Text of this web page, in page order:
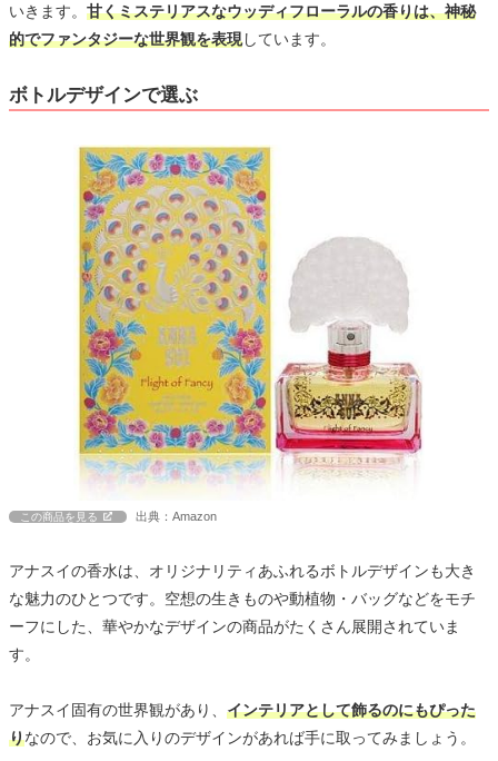
いきます。 甘くミステリアスなウッディフローラルの香りは、神秘
的でファンタジーな世界観を表現しています。
ボトルデザインで選ぶ
この商品を見る 出典：Amazon
アナスイの香水は、オリジナリティあふれるボトルデザインも大き
な魅力のひとつです。空想の生きものや動植物・バッグなどをモチ
ーフにした、華やかなデザインの商品がたくさん展開されていま
す。
アナスイ固有の世界観があり、 インテリアとして飾るのにもぴった
りなので、お気に入りのデザインがあれば手に取ってみましょう。